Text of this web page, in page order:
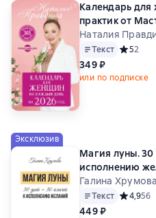
Календарь для
практик от
Наталия
Текст Средний
52
349 ₽
или по подписке
Эксклюзив
Магия луны.
исполнению
Галина Хрумова
Текст Средний
4,956
449 ₽